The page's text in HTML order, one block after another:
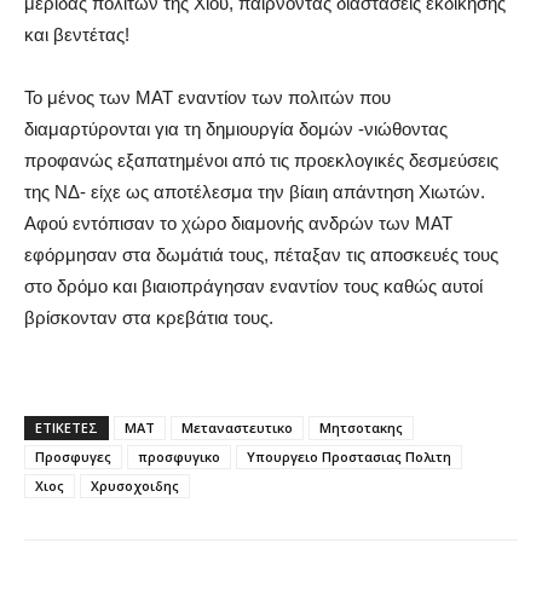
και βεντέτας!
Το μένος των ΜΑΤ εναντίον των πολιτών που
διαμαρτύρονται για τη δημιουργία δομών -νιώθοντας
προφανώς εξαπατημένοι από τις προεκλογικές δεσμεύσεις
της ΝΔ- είχε ως αποτέλεσμα την βίαιη απάντηση Χιωτών.
Αφού εντόπισαν το χώρο διαμονής ανδρών των ΜΑΤ
εφόρμησαν στα δωμάτιά τους, πέταξαν τις αποσκευές τους
στο δρόμο και βιαιοπράγησαν εναντίον τους καθώς αυτοί
βρίσκονταν στα κρεβάτια τους.
ΕΤΙΚΕΤΕΣ ΜΑΤ Μεταναστευτικο
Μητσοτακης
Προσφυγες
προσφυγικο
Υπουργειο Προστασιας Πολιτη
Χιος
Χρυσοχοιδης